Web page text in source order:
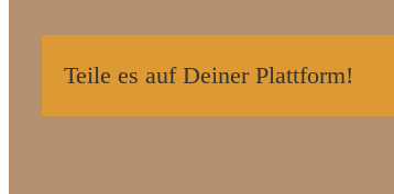
Teile es auf Deiner Plattform!